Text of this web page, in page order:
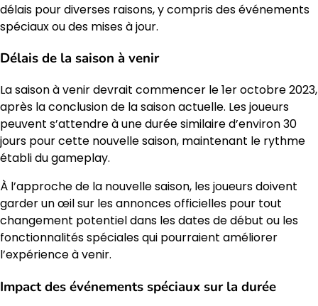
délais pour diverses raisons, y compris des événements
spéciaux ou des mises à jour.
Délais de la saison à venir
La saison à venir devrait commencer le 1er octobre 2023,
après la conclusion de la saison actuelle. Les joueurs
peuvent s’attendre à une durée similaire d’environ 30
jours pour cette nouvelle saison, maintenant le rythme
établi du gameplay.
À l’approche de la nouvelle saison, les joueurs doivent
garder un œil sur les annonces officielles pour tout
changement potentiel dans les dates de début ou les
fonctionnalités spéciales qui pourraient améliorer
l’expérience à venir.
Impact des événements spéciaux sur la durée